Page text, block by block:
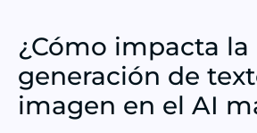
¿Cómo impacta la
generación de
imagen en el AI